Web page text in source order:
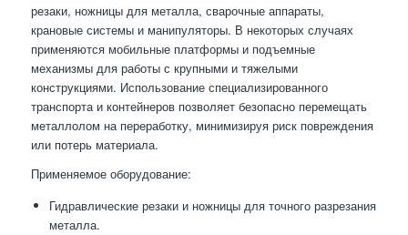
резаки, ножницы для металла, сварочные аппараты,
крановые системы и манипуляторы. В некоторых случаях
применяются мобильные платформы и подъемные
механизмы для работы с крупными и тяжелыми
конструкциями. Использование специализированного
транспорта и контейнеров позволяет безопасно перемещать
металлолом на переработку, минимизируя риск повреждения
или потерь материала.
Применяемое оборудование:
Гидравлические резаки и ножницы для точного разрезания
металла.